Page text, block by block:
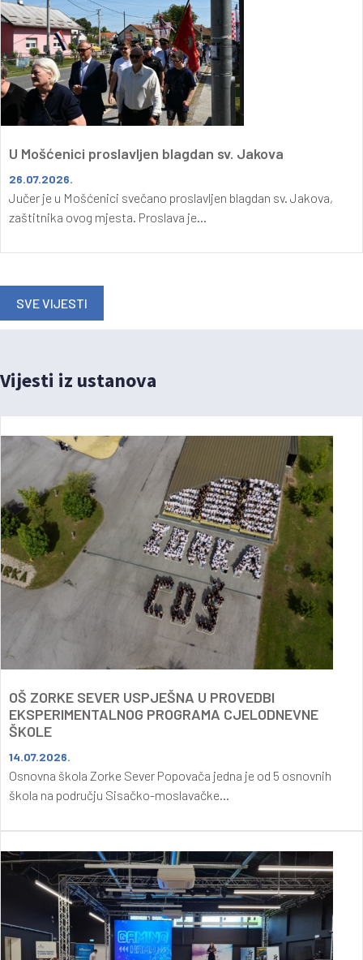
U Mošćenici proslavljen blagdan sv. Jakova
26.07.2026.
Jučer je u Mošćenici svečano proslavljen blagdan sv. Jakova,
zaštitnika ovog mjesta. Proslava je...
SVE VIJESTI
Vijesti iz ustanova
OŠ ZORKE SEVER USPJEŠNA U PROVEDBI
EKSPERIMENTALNOG PROGRAMA CJELODNEVNE
ŠKOLE
14.07.2026.
Osnovna škola Zorke Sever Popovača jedna je od 5 osnovnih
škola na području Sisačko-moslavačke...